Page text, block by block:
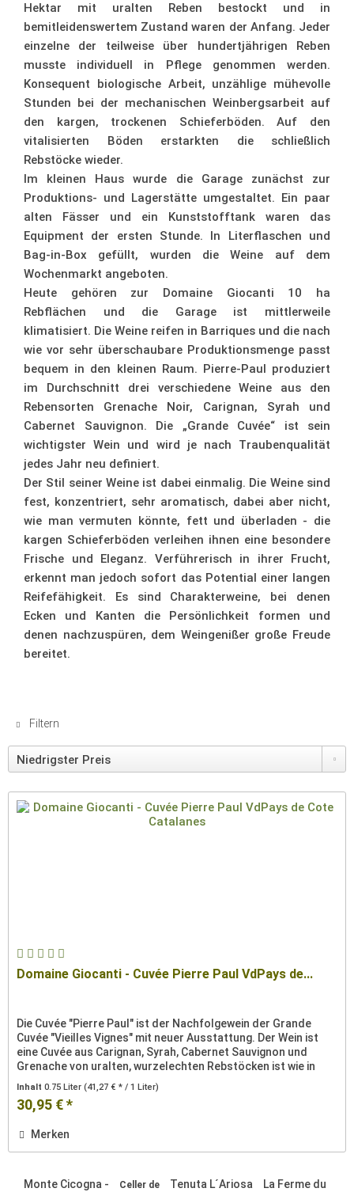
Hektar mit uralten Reben bestockt und in
bemitleidenswertem Zustand waren der Anfang. Jeder
einzelne der teilweise über hundertjährigen Reben
musste individuell in Pflege genommen werden.
Konsequent biologische Arbeit, unzählige mühevolle
Stunden bei der mechanischen Weinbergsarbeit auf
den kargen, trockenen Schieferböden. Auf den
vitalisierten Böden erstarkten die schließlich
Rebstöcke wieder.
Im kleinen Haus wurde die Garage zunächst zur
Produktions- und Lagerstätte umgestaltet. Ein paar
alten Fässer und ein Kunststofftank waren das
Equipment der ersten Stunde. In Literflaschen und
Bag-in-Box gefüllt, wurden die Weine auf dem
Wochenmarkt angeboten.
Heute gehören zur Domaine Giocanti 10 ha
Rebflächen und die Garage ist mittlerweile
klimatisiert. Die Weine reifen in Barriques und die nach
wie vor sehr überschaubare Produktionsmenge passt
bequem in den kleinen Raum. Pierre-Paul produziert
im Durchschnitt drei verschiedene Weine aus den
Rebensorten Grenache Noir, Carignan, Syrah und
Cabernet Sauvignon. Die „Grande Cuvée“ ist sein
wichtigster Wein und wird je nach Traubenqualität
jedes Jahr neu definiert.
Der Stil seiner Weine ist dabei einmalig. Die Weine sind
fest, konzentriert, sehr aromatisch, dabei aber nicht,
wie man vermuten könnte, fett und überladen - die
kargen Schieferböden verleihen ihnen eine besondere
Frische und Eleganz. Verführerisch in ihrer Frucht,
erkennt man jedoch sofort das Potential einer langen
Reifefähigkeit. Es sind Charakterweine, bei denen
Ecken und Kanten die Persönlichkeit formen und
denen nachzuspüren, dem Weingenißer große Freude
bereitet.
Filtern
Domaine Giocanti - Cuvée Pierre Paul VdPays de...
Die Cuvée "Pierre Paul" ist der Nachfolgewein der Grande
Cuvée "Vieilles Vignes" mit neuer Ausstattung. Der Wein ist
eine Cuvée aus Carignan, Syrah, Cabernet Sauvignon und
Grenache von uralten, wurzelechten Rebstöcken ist wie in
Inhalt0.75 Liter(41,27 € * / 1 Liter)
30,95 € *
Merken
Monte Cicogna - Celler de Tenuta L´Ariosa
La Ferme du